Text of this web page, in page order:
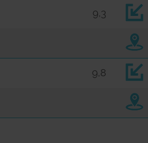
9,3
9,8